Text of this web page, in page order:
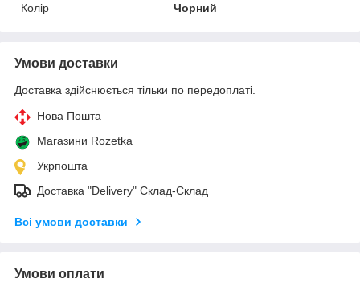
Колір
Чорний
Умови доставки
Доставка здійснюється тільки по передоплаті.
Нова Пошта
Магазини Rozetka
Укрпошта
Доставка "Delivery" Склад-Склад
Всі умови доставки
Умови оплати